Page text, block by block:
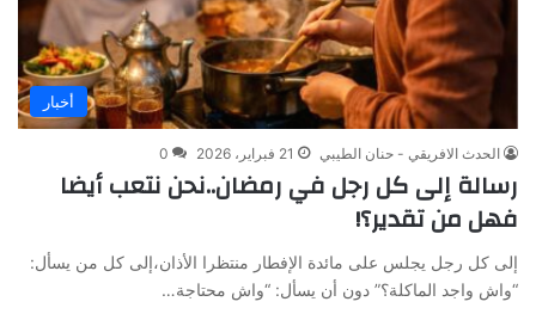
أخبار
الحدث الافريقي - حنان الطيبي 21 فبراير، 2026 0
رسالة إلى كل رجل في رمضان..نحن نتعب أيضا
فهل من تقدير؟!
إلى كل رجل يجلس على مائدة الإفطار منتظرا الأذان،إلى كل من يسأل:
“واش واجد الماكلة؟” دون أن يسأل: “واش محتاجة…